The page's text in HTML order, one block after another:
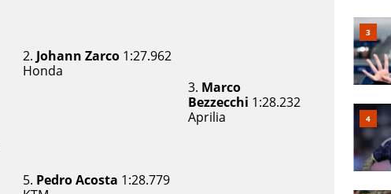
2. Johann Zarco 1:27.962
Honda
3. Marco
Bezzecchi 1:28.232
Aprilia
5. Pedro Acosta 1:28.779